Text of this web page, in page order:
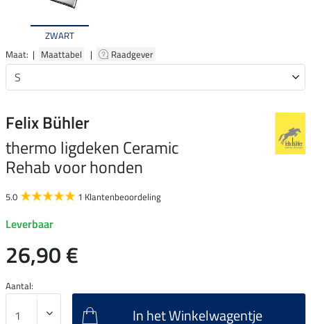
ZWART
Maat: | Maattabel | Raadgever
Felix Bühler
thermo ligdeken Ceramic
Rehab voor honden
5.0 1 Klantenbeoordeling
Leverbaar
26,90 €
Aantal:
In het Winkelwagentje